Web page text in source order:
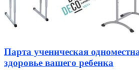
Парта ученическая
здоровье вашего ребенка